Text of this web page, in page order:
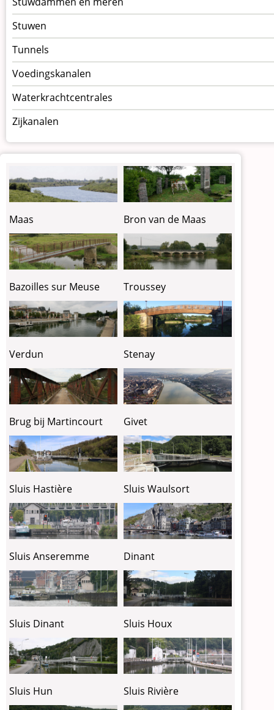
Stuwen
Tunnels
Voedingskanalen
Waterkrachtcentrales
Zijkanalen
Maas Bron van de Maas
Bazoilles sur Meuse Troussey
Verdun Stenay
Brug bij Martincourt Givet
Sluis Hastière Sluis Waulsort
Sluis Anseremme Dinant
Sluis Dinant Sluis Houx
Sluis Hun Sluis Rivière